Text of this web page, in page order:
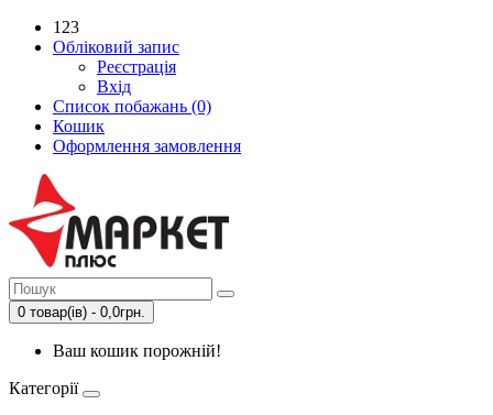
123
Обліковий запис
Реєстрація
Вхід
Список побажань (0)
Кошик
Оформлення замовлення
0 товар(ів) - 0,0грн.
Ваш кошик порожній!
Категорії